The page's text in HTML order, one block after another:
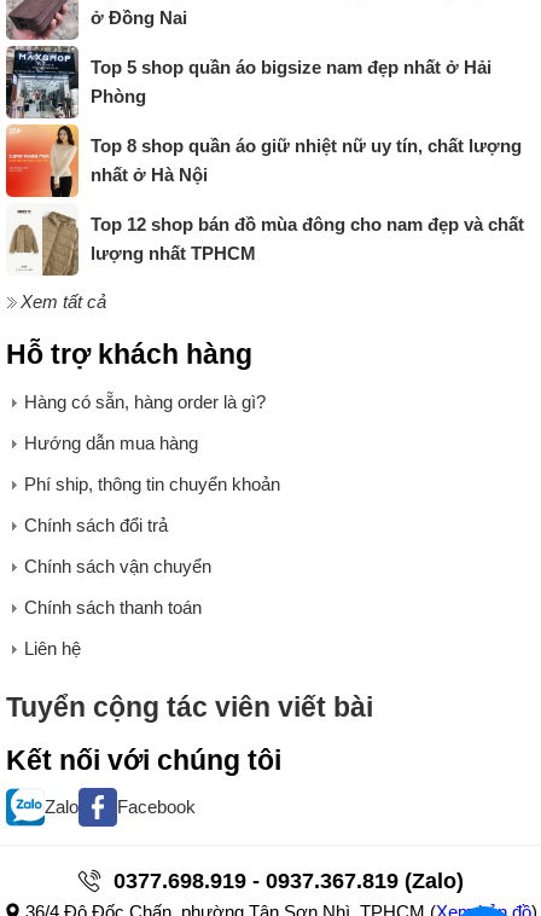
ở Đồng Nai
Top 5 shop quần áo bigsize nam đẹp nhất ở Hải
Phòng
Top 8 shop quần áo giữ nhiệt nữ uy tín, chất lượng
nhất ở Hà Nội
Top 12 shop bán đồ mùa đông cho nam đẹp và chất
lượng nhất TPHCM
Xem tất cả
Hỗ trợ khách hàng
Hàng có sẵn, hàng order là gì?
Hướng dẫn mua hàng
Phí ship, thông tin chuyển khoản
Chính sách đổi trả
Chính sách vận chuyển
Chính sách thanh toán
Liên hệ
Tuyển cộng tác viên viết bài
Kết nối với chúng tôi
Zalo Facebook
0377.698.919 - 0937.367.819 (Zalo)
36/4 Đô Đốc Chấn, phường Tân Sơn Nhì, TPHCM (Xem bản đồ)